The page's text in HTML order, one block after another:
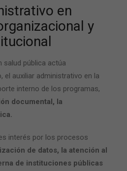
en
y
salud pública actúa
el auxiliar administrativo en la
interno de los programas,
documental, la
interés por los procesos
de datos, la atención al
de instituciones públicas